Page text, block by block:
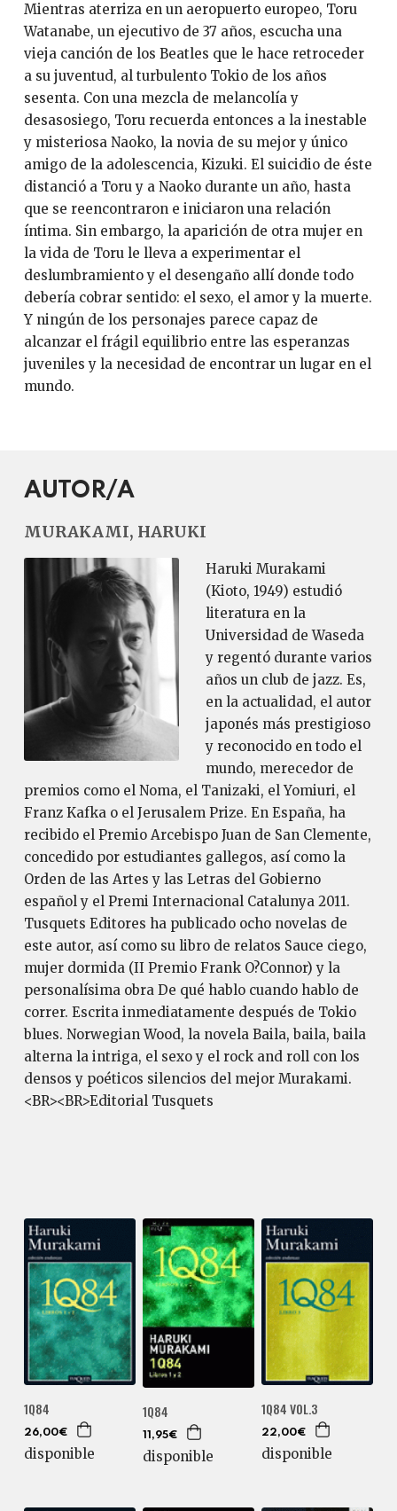
Mientras aterriza en un aeropuerto europeo, Toru
Watanabe, un ejecutivo de 37 años, escucha una
vieja canción de los Beatles que le hace retroceder
a su juventud, al turbulento Tokio de los años
sesenta. Con una mezcla de melancolía y
desasosiego, Toru recuerda entonces a la inestable
y misteriosa Naoko, la novia de su mejor y único
amigo de la adolescencia, Kizuki. El suicidio de éste
distanció a Toru y a Naoko durante un año, hasta
que se reencontraron e iniciaron una relación
íntima. Sin embargo, la aparición de otra mujer en
la vida de Toru le lleva a experimentar el
deslumbramiento y el desengaño allí donde todo
debería cobrar sentido: el sexo, el amor y la muerte.
Y ningún de los personajes parece capaz de
alcanzar el frágil equilibrio entre las esperanzas
juveniles y la necesidad de encontrar un lugar en el
mundo.
AUTOR/A
MURAKAMI, HARUKI
Haruki Murakami
(Kioto, 1949) estudió
literatura en la
Universidad de Waseda
y regentó durante varios
años un club de jazz. Es,
en la actualidad, el autor
japonés más prestigioso
y reconocido en todo el
mundo, merecedor de
premios como el Noma, el Tanizaki, el Yomiuri, el
Franz Kafka o el Jerusalem Prize. En España, ha
recibido el Premio Arcebispo Juan de San Clemente,
concedido por estudiantes gallegos, así como la
Orden de las Artes y las Letras del Gobierno
español y el Premi Internacional Catalunya 2011.
Tusquets Editores ha publicado ocho novelas de
este autor, así como su libro de relatos Sauce ciego,
mujer dormida (II Premio Frank O?Connor) y la
personalísima obra De qué hablo cuando hablo de
correr. Escrita inmediatamente después de Tokio
blues. Norwegian Wood, la novela Baila, baila, baila
alterna la intriga, el sexo y el rock and roll con los
densos y poéticos silencios del mejor Murakami.
<BR><BR>Editorial Tusquets
1Q84
26,00€
disponible
1Q84
11,95€
disponible
1Q84 VOL.3
22,00€
disponible